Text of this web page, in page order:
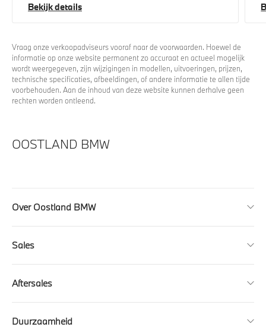
Bekijk details
Vraag onze verkoopadviseurs vooraf naar de voorwaarden. Hoewel de
informatie op onze website permanent zo accuraat en actueel mogelijk
wordt weergegeven, zijn wijzigingen in modellen, uitvoeringen, prijzen,
technische specificaties, afbeeldingen, of andere informatie te allen tijde
voorbehouden. Aan de inhoud van deze website kunnen derhalve geen
rechten worden ontleend.
OOSTLAND BMW
Over Oostland BMW
Sales
Aftersales
Duurzaamheid